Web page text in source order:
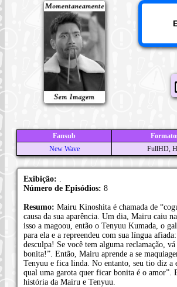
Fansub
New Wave
FullHD,
Exibição:
Número de Episódios: 8
Resumo: Mairu Kinoshita é chamada de
causa da sua aparência. Um dia, Mairu caiu
isso a magoou, então o Tenyuu Kumada, o
para ela e a repreendeu com sua língua
desculpa! Se você tem alguma reclamação,
bonita!”. Então, Mairu aprende a se
Tenyuu e fica linda. No entanto, seu tio diz a
qual uma garota quer ficar bonita é o amor”.
história da Mairu e Tenyuu.